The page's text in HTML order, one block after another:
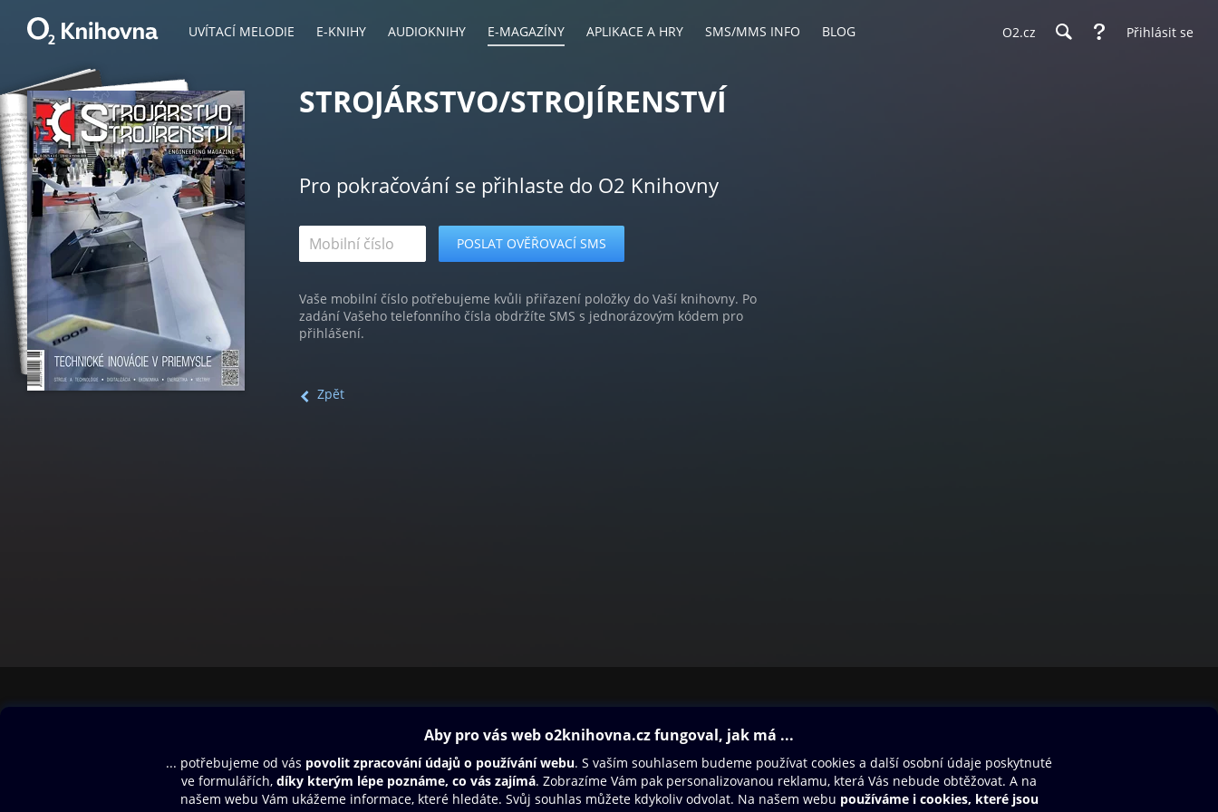
UVÍTACÍ MELODIE E-KNIHY AUDIOKNIHY E-MAGAZÍNY APLIKACE A HRY SMS/MMS INFO BLOG O2.cz Přihlásit se
STROJÁRSTVO/STROJÍRENSTVÍ
Pro pokračování se přihlaste do O2 Knihovny
Vaše mobilní číslo potřebujeme kvůli přiřazení položky do Vaší knihovny. Po
zadání Vašeho telefonního čísla obdržíte SMS s jednorázovým kódem pro
přihlášení.
Zpět
Aplikace a hry
SMS/MMS Info
Blog
Dárkový poukaz
Nápověda
Oneplay Originály
Sport